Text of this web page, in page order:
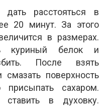
расстояться в
20 минут. За этого
в размерах.
куриный белок и
После взять
смазать поверхность
сахаром.
в духовку.